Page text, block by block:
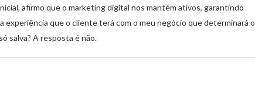
afirmo que o marketing digital nos mantém ativos, garantindo
experiência que o cliente terá com o meu negócio que determinará o
salva? A resposta é não.